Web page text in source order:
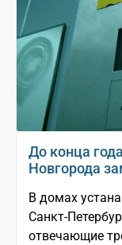
До конца
Новгорода
В домах
Санкт-
отвечающие